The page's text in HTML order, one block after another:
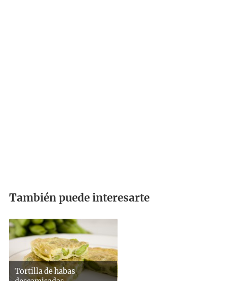
También puede interesarte
Tortilla de habas